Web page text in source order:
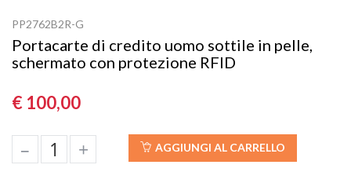
PP2762B2R-G
Portacarte di credito uomo sottile in pelle,
schermato con protezione RFID
€ 100,00
– + AGGIUNGI AL CARRELLO